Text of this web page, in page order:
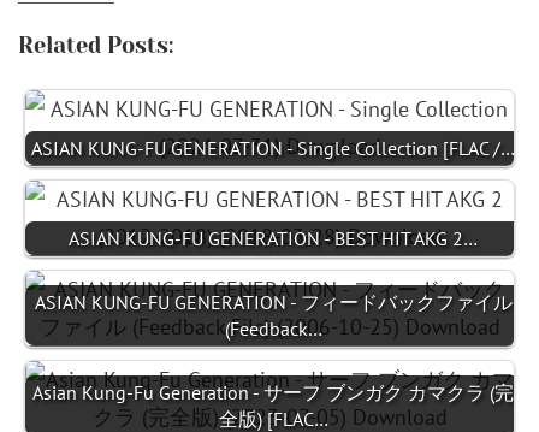
Related Posts:
ASIAN KUNG-FU GENERATION - Single Collection [FLAC /…
ASIAN KUNG-FU GENERATION - BEST HIT AKG 2…
ASIAN KUNG-FU GENERATION - フィードバックファイル
(Feedback…
Asian Kung-Fu Generation - サーフ ブンガク カマクラ (完
全版) [FLAC…